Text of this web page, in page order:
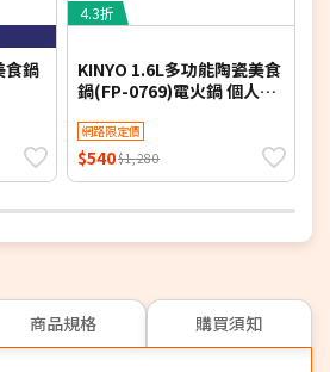
食鍋
4.3折
KINYO 1.6L多功能陶瓷美食
鍋(FP-0769)電火鍋 個人鍋
網路限定價
$540$1,280
商品規格 購買須知